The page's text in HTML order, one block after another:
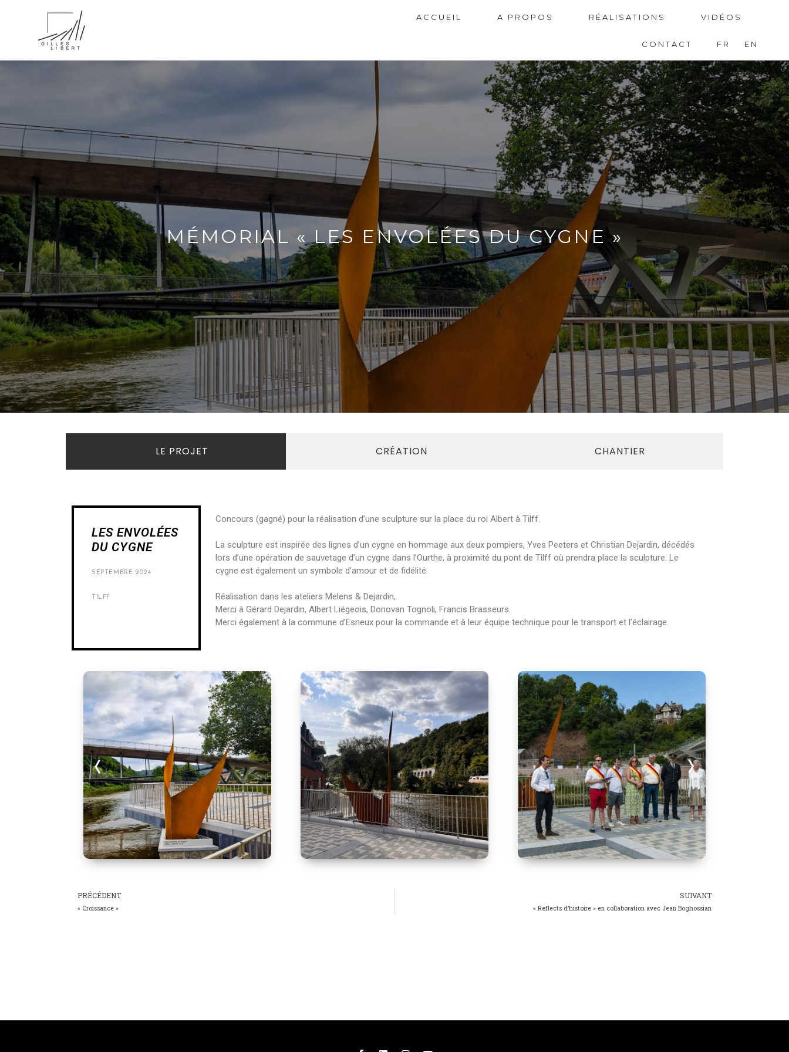
ACCUEIL A PROPOS RÉALISATIONS VIDÉOS
CONTACT FR EN
MÉMORIAL « LES ENVOLÉES DU CYGNE »
LE PROJET CRÉATION CHANTIER
LES ENVOLÉES
DU CYGNE
SEPTEMBRE 2024
TILFF
Concours (gagné) pour la réalisation d’une sculpture sur la place du roi Albert à Tilff.
La sculpture est inspirée des lignes d’un cygne en hommage aux deux pompiers, Yves Peeters et Christian Dejardin, décédés
lors d’une opération de sauvetage d’un cygne dans l’Ourthe, à proximité du pont de Tilff où prendra place la sculpture. Le
cygne est également un symbole d’amour et de fidélité.
Réalisation dans les ateliers Melens & Dejardin,
Merci à Gérard Dejardin, Albert Liégeois, Donovan Tognoli, Francis Brasseurs.
Merci également à la commune d’Esneux pour la commande et à leur équipe technique pour le transport et l’éclairage.
PRÉCÉDENT
« Croissance »
SUIVANT
« Reflects d’histoire » en collaboration avec Jean Boghossian